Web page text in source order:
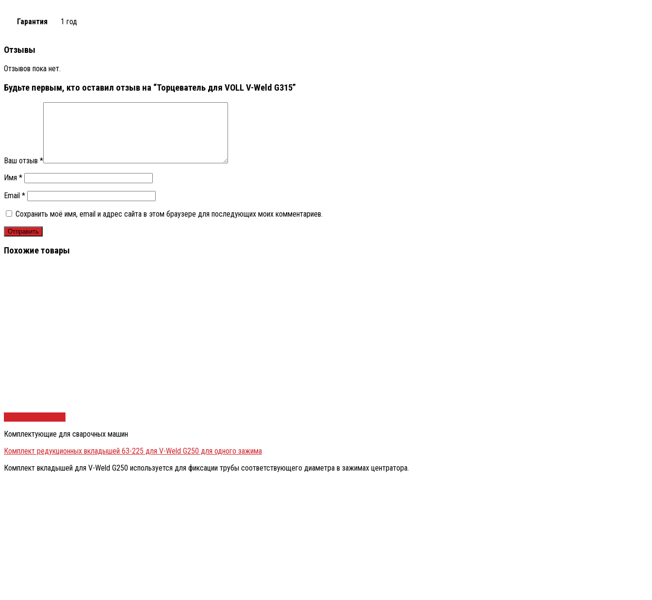
Гарантия 1 год
Отзывы
Отзывов пока нет.
Будьте первым, кто оставил отзыв на “Торцеватель для VOLL V-Weld G315”
Ваш отзыв *
Имя *
Email *
Сохранить моё имя, email и адрес сайта в этом браузере для последующих моих комментариев.
Похожие товары
Комплектующие для сварочных машин
Комплект редукционных вкладышей 63-225 для V-Weld G250 для одного зажима
Комплект вкладышей для V-Weld G250 используется для фиксации трубы соответствующего диаметра в зажимах центратора.